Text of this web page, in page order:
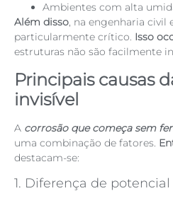
Ambientes com alta
Além disso, na engenharia civil
particularmente crítico. Isso
estruturas não são facilmente
Principais causas
invisível
A corrosão que começa sem
uma combinação de fatores.
destacam-se:
1. Diferença de